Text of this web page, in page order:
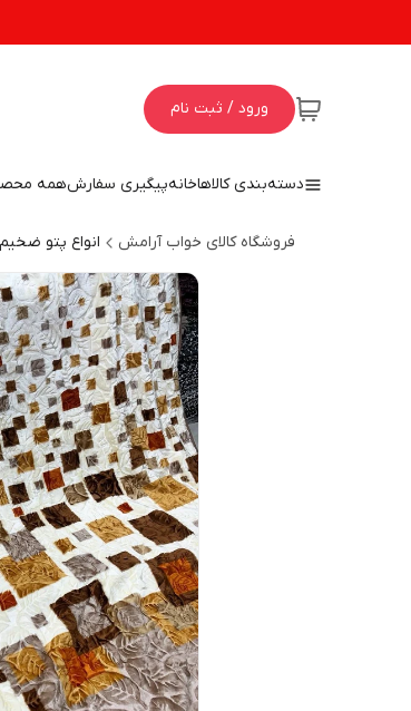
ورود / ثبت نام
دسته‌بندی کالاهاخانهپیگیری سفارشهمه
فروشگاه کالای خواب آرامش انواع پتو ضخیم